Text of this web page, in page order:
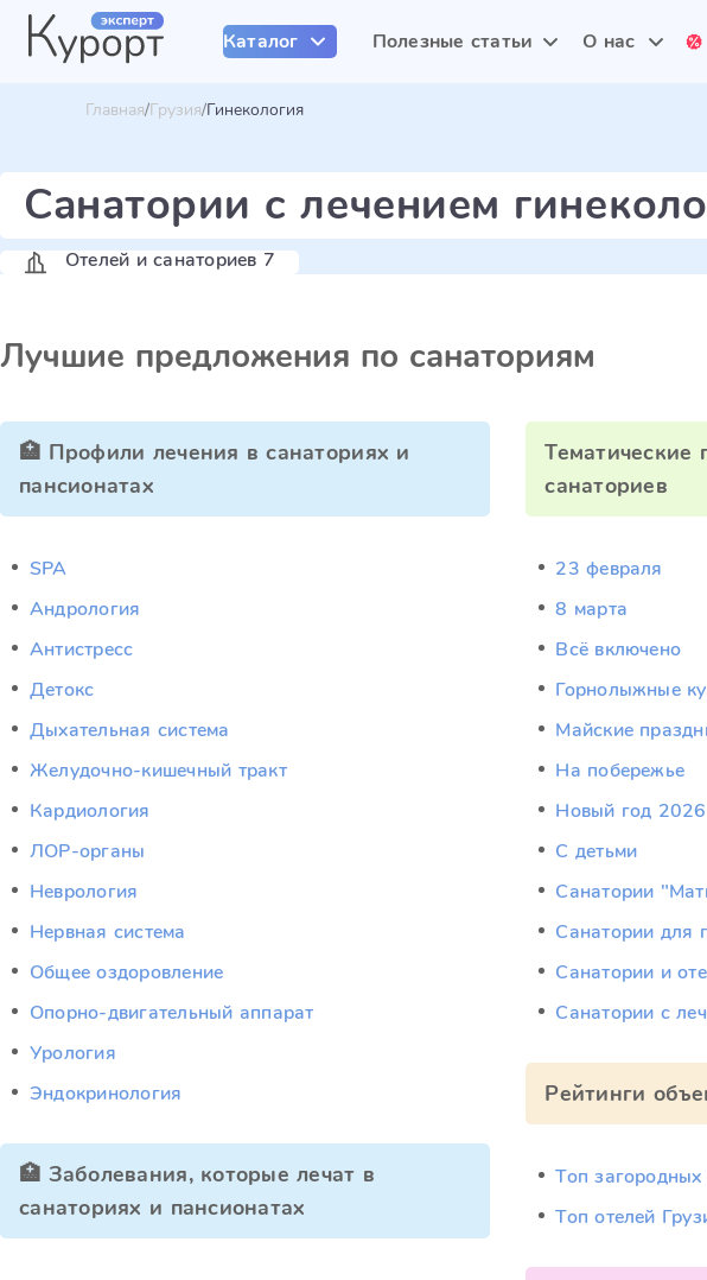
Каталог Полезные статьи О нас
Главная Грузия Гинекология
Санатории с лечением
Отелей и санаториев 7
Лучшие предложения по санаториям
🏥 Профили лечения в санаториях и
пансионатах
SPA
Андрология
Антистресс
Детокс
Дыхательная система
Желудочно-кишечный тракт
Кардиология
ЛОР-органы
Неврология
Нервная система
Общее оздоровление
Опорно-двигательный аппарат
Урология
Эндокринология
🏥 Заболевания, которые лечат в
санаториях и пансионатах
Тематические
санаториев
23 февраля
8 марта
Всё включено
Горнолыжные
Майские
На побережье
Новый год 2026
С детьми
Санатории
Санатории для
Санатории и
Санатории с
Рейтинги
Топ загородных
Топ отелей